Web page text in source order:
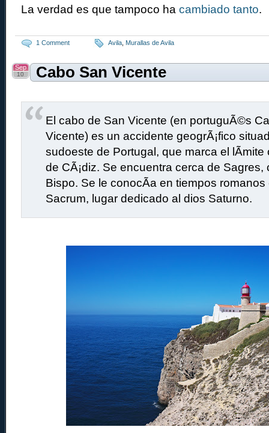
La verdad es que tampoco ha cambiado tanto.
1 Comment Avila Murallas de Avila
Cabo San Vicente
Sep
10
El cabo de San Vicente (en portuguÃ©s
Vicente) es un accidente geogrÃ¡fico
sudoeste de Portugal, que marca el lÃ­mite
de CÃ¡diz. Se encuentra cerca de Sagres,
Bispo. Se le conocÃ­a en tiempos
Sacrum, lugar dedicado al dios Saturno.